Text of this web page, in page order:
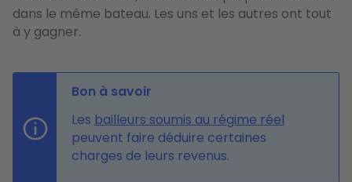
dans le même bateau. Les uns et les autres ont tout
à y gagner.
Bon à savoir
Les bailleurs soumis au régime réel
peuvent faire déduire certaines
charges de leurs revenus.